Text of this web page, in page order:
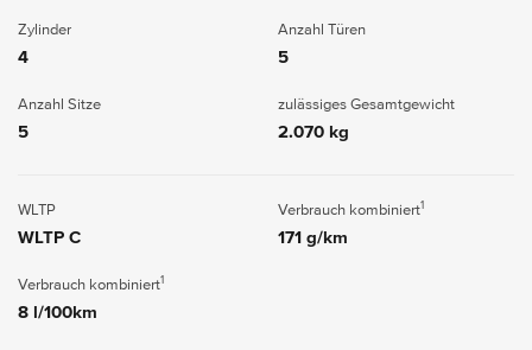
Zylinder
4
Anzahl Türen
5
Anzahl Sitze
5
zulässiges Gesamtgewicht
2.070 kg
WLTP
WLTP C
Verbrauch kombiniert1
171 g/km
Verbrauch kombiniert1
8 l/100km